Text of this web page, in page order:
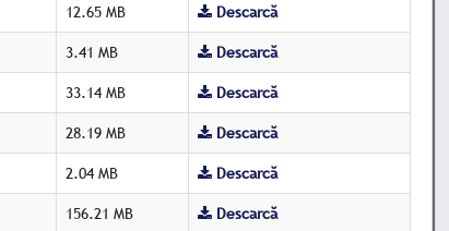
12.65 MB Descarcă
3.41 MB Descarcă
33.14 MB Descarcă
28.19 MB Descarcă
2.04 MB Descarcă
156.21 MB Descarcă